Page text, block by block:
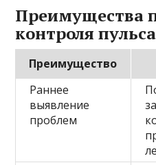
Преимущества
контроля
Преимущество
Раннее
выявление
проблем